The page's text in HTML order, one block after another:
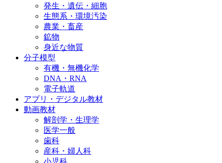
発生・遺伝・細胞
生態系・環境汚染
農業・畜産
鉱物
身近な物質
分子模型
有機・無機化学
DNA・RNA
電子軌道
アプリ・デジタル教材
動画教材
解剖学・生理学
医学一般
歯科
産科・婦人科
小児科